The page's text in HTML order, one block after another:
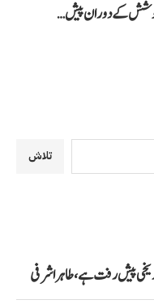
کوشش کے دوران پیش…
تلاش
پیش رفت ہے، طاہر اشرفی